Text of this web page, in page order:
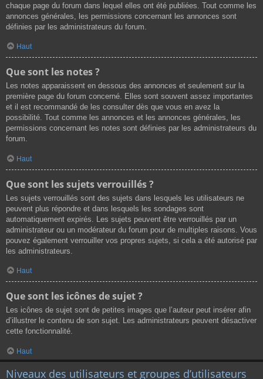
chaque page du forum dans lequel elles ont été publiées. Tout comme les
annonces générales, les permissions concernant les annonces sont
définies par les administrateurs du forum.
Haut
Que sont les notes ?
Les notes apparaissent en dessous des annonces et seulement sur la
première page du forum concerné. Elles sont souvent assez importantes
et il est recommandé de les consulter dès que vous en avez la
possibilité. Tout comme les annonces et les annonces générales, les
permissions concernant les notes sont définies par les administrateurs du
forum.
Haut
Que sont les sujets verrouillés ?
Les sujets verrouillés sont des sujets dans lesquels les utilisateurs ne
peuvent plus répondre et dans lesquels les sondages sont
automatiquement expirés. Les sujets peuvent être verrouillés par un
administrateur ou un modérateur du forum pour de multiples raisons. Vous
pouvez également verrouiller vos propres sujets, si cela a été autorisé par
les administrateurs.
Haut
Que sont les icônes de sujet ?
Les icônes de sujet sont de petites images que l’auteur peut insérer afin
d’illustrer le contenu de son sujet. Les administrateurs peuvent désactiver
cette fonctionnalité.
Haut
Niveaux des utilisateurs et groupes d’utilisateurs